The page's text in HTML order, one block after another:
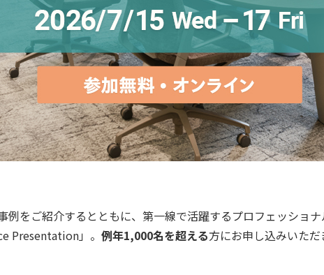
例をご紹介するとともに、第一線で活躍するプロフェッショ
Presentation」。 例年1,000名を超える方にお申し込みいた